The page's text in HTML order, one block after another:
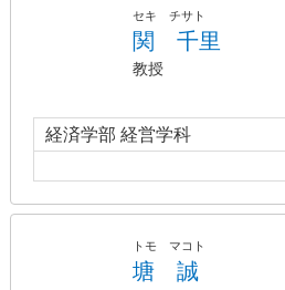
セキ チサト
関 千里
教授
経済学部 経営学科
トモ マコト
塘 誠